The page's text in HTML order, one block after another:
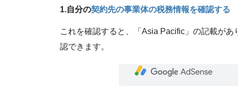
1.自分の契約先の事業体の税務情報を確認する
これを確認すると、「Asia Pacific」の記載が
認できます。